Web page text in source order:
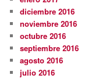
diciembre 2016
noviembre 2016
octubre 2016
septiembre 2016
agosto 2016
julio 2016